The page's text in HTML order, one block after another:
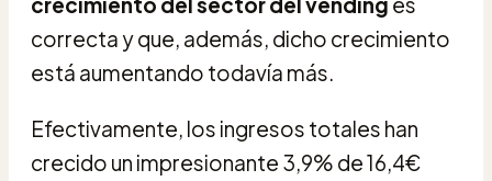
correcta y que, además, dicho crecimiento
está aumentando todavía más.
Efectivamente, los ingresos totales han
crecido un impresionante 3,9% de 16,4€